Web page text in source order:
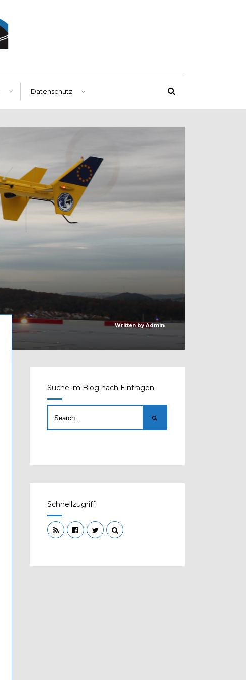
Datenschutz
Written by Admin
Suche im Blog nach Einträgen
Schnellzugriff